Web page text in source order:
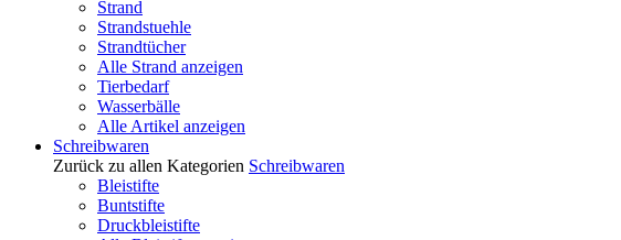
Strand
Strandstuehle
Strandtücher
Alle Strand anzeigen
Tierbedarf
Wasserbälle
Alle Artikel anzeigen
Schreibwaren
Zurück zu allen Kategorien Schreibwaren
Bleistifte
Buntstifte
Druckbleistifte